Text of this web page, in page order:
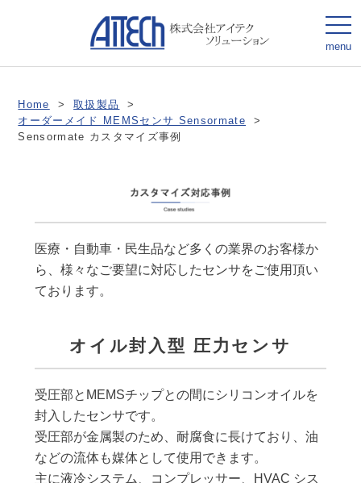
menu
Home > 取扱製品
>
オーダーメイド MEMSセンサ Sensormate
>
Sensormate カスタマイズ事例
医療・自動車・民生品など多くの業界のお客様か
ら、様々なご要望に対応したセンサをご使用頂い
ております。
オイル封入型 圧力センサ
受圧部とMEMSチップとの間にシリコンオイルを
封入したセンサです。
受圧部が金属製のため、耐腐食に長けており、油
などの流体も媒体として使用できます。
主に液冷システム、コンプレッサー、HVAC シス